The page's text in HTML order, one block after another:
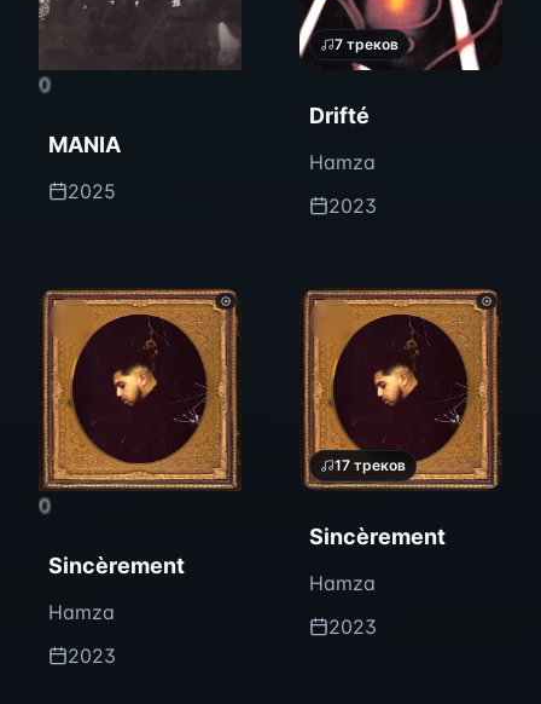
0
MANIA
2025
7 треков
Drifté
Hamza
2023
0
Sincèrement
Hamza
2023
17 треков
Sincèrement
Hamza
2023